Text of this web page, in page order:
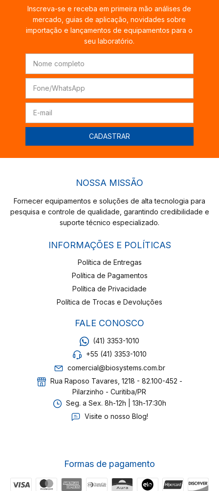
Inscreva-se e receba em primeira mão análises de
mercado, guias de aplicação, novidades sobre
importação e lançamentos de equipamentos para o
seu laboratório.
NOSSA MISSÃO
Fornecer equipamentos e soluções de alta tecnologia para
pesquisa e controle de qualidade, garantindo credibilidade e
suporte técnico especializado.
INFORMAÇÕES E POLÍTICAS
Política de Entregas
Política de Pagamentos
Política de Privacidade
Política de Trocas e Devoluções
FALE CONOSCO
(41) 3353-1010
+55 (41) 3353-1010
comercial@biosystems.com.br
Rua Raposo Tavares, 1218 - 82.100-452 -
Pilarzinho - Curitiba/PR
Seg. a Sex. 8h-12h | 13h-17:30h
Visite o nosso Blog!
Formas de pagamento